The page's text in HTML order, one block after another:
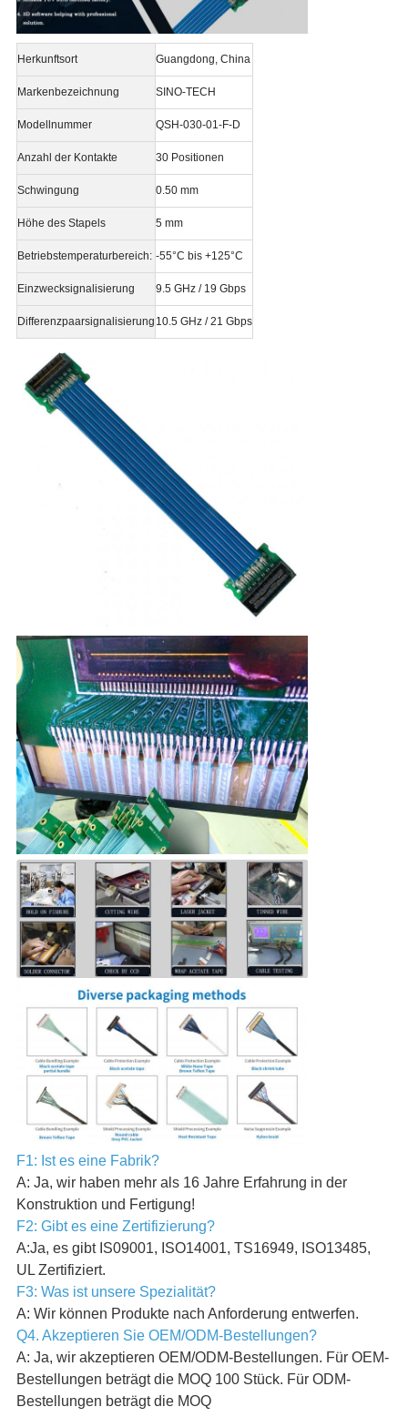
Herkunftsort Guangdong, China
Markenbezeichnung SINO-TECH
Modellnummer QSH-030-01-F-D
Anzahl der Kontakte 30 Positionen
Schwingung 0.50 mm
Höhe des Stapels 5 mm
Betriebstemperaturbereich: -55°C bis +125°C
Einzwecksignalisierung 9.5 GHz / 19 Gbps
Differenzpaarsignalisierung 10.5 GHz / 21 Gbps
F1: Ist es eine Fabrik?
A: Ja, wir haben mehr als 16 Jahre Erfahrung in der
Konstruktion und Fertigung!
F2: Gibt es eine Zertifizierung?
A:Ja, es gibt IS09001, ISO14001, TS16949, ISO13485,
UL Zertifiziert.
F3: Was ist unsere Spezialität?
A: Wir können Produkte nach Anforderung entwerfen.
Q4. Akzeptieren Sie OEM/ODM-Bestellungen?
A: Ja, wir akzeptieren OEM/ODM-Bestellungen. Für OEM-
Bestellungen beträgt die MOQ 100 Stück. Für ODM-
Bestellungen beträgt die MOQ